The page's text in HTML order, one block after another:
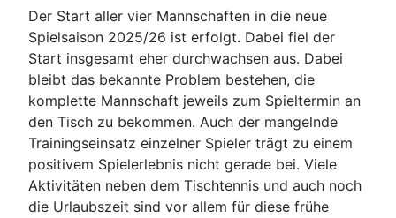
Der Start aller vier Mannschaften in die neue
Spielsaison 2025/26 ist erfolgt. Dabei fiel der
Start insgesamt eher durchwachsen aus. Dabei
bleibt das bekannte Problem bestehen, die
komplette Mannschaft jeweils zum Spieltermin an
den Tisch zu bekommen. Auch der mangelnde
Trainingseinsatz einzelner Spieler trägt zu einem
positivem Spielerlebnis nicht gerade bei. Viele
Aktivitäten neben dem Tischtennis und auch noch
die Urlaubszeit sind vor allem für diese frühe